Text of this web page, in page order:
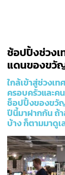
ช้อปปิ้งช่วง
แดนของขวั
ใกล้เข้าสู่ช่วงเ
ครอบครัวและค
ช็อปปิ้งของขวั
ปีนี้มาฝากกัน ถ้า
บ้าง ก็ตามมาดูเ